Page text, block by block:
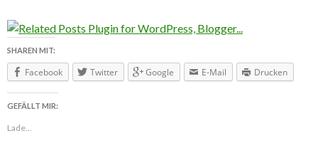
SHAREN MIT:
Facebook Twitter Google E-Mail Drucken
GEFÄLLT MIR:
Lade...